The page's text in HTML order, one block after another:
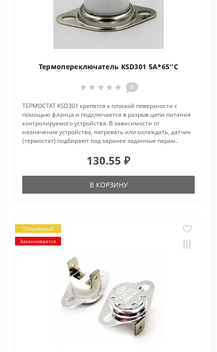
Термопереключатель KSD301 5A*65''C
0
ТЕРМОСТАТ KSD301 крепятся к плоской поверхности с
помощью фланца и подключается в разрыв цепи питания
контролируемого устройства. В зависимости от
назначения устройства, нагревать или охлаждать, датчик
(термостат) подбирают под заранее заданные парам..
130.55 ₽
В КОРЗИНУ
Популярный
Заканчивается